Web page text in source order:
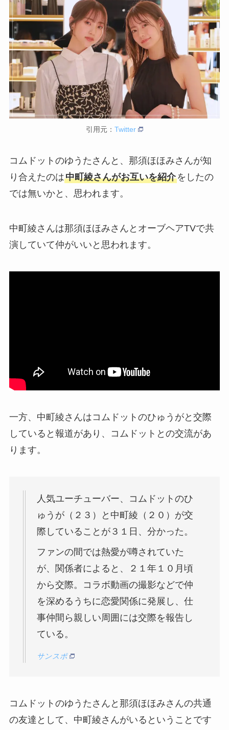
引用元： Twitter
コムドットのゆうたさんと、那須ほほみさんが知
り合えたのは中町綾さんがお互いを紹介をしたの
では無いかと、思われます。
中町綾さんは那須ほほみさんとオーブヘアTVで共
演していて仲がいいと思われます。
一方、中町綾さんはコムドットのひゅうがと交際
していると報道があり、コムドットとの交流があ
ります。
人気ユーチューバー、コムドットのひ
ゅうが（２３）と中町綾（２０）が交
際していることが３１日、分かった。
ファンの間では熱愛が噂されていた
が、関係者によると、２１年１０月頃
から交際。コラボ動画の撮影などで仲
を深めるうちに恋愛関係に発展し、仕
事仲間ら親しい周囲には交際を報告し
ている。
サンスポ
コムドットのゆうたさんと那須ほほみさんの共通
の友達として、中町綾さんがいるということです